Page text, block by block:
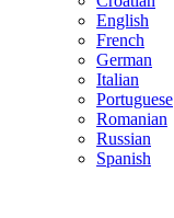
English
French
German
Italian
Portuguese
Romanian
Russian
Spanish